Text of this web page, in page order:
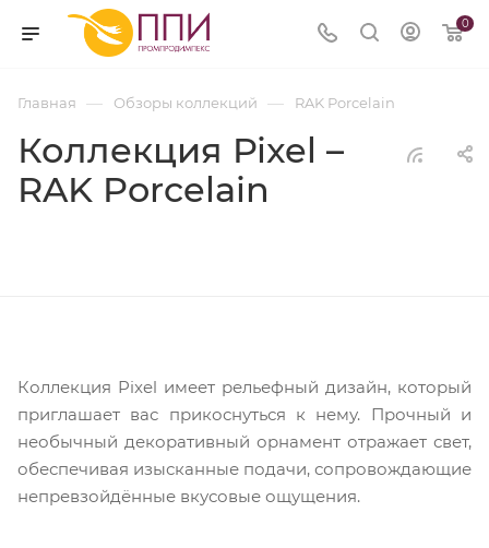
0
Главная — Обзоры коллекций — RAK Porcelain
Коллекция Pixel –
RAK Porcelain
Коллекция Pixel имеет рельефный дизайн, который
приглашает вас прикоснуться к нему. Прочный и
необычный декоративный орнамент отражает свет,
обеспечивая изысканные подачи, сопровождающие
непревзойдённые вкусовые ощущения.